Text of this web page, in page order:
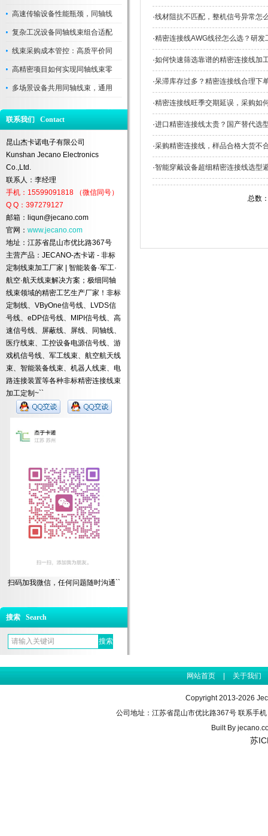
高速传输设备性能瓶颈，同轴线
复杂工况设备同轴线束组合适配
线束采购成本管控：高质平价同
高精密项目如何实现同轴线束零
多场景设备共用同轴线束，通用
联系我们 Contact
昆山杰卡诺电子有限公司
Kunshan Jecano Electronics
Co.,Ltd.
联系人：李经理
手机：15599091818 （微信同号）
Q Q：397279127
邮箱：liqun@jecano.com
官网： www.jecano.com
地址：江苏省昆山市优比路367号
主营产品：JECANO-杰卡诺 - 非标
定制线束加工厂家 | 智能装备·军工·
航空·航天线束解决方案；极细同轴
线束领域的精密工艺生产厂家！非标
定制线、VByOne信号线、LVDS信
号线、eDP信号线、MIPI信号线、高
速信号线、屏蔽线、屏线、同轴线、
医疗线束、工控设备电源信号线、游
戏机信号线、军工线束、航空航天线
束、智能装备线束、机器人线束、电
路连接装置等各种非标精密连接线束
加工定制~``
扫码加我微信，任何问题随时沟通``
搜索 Search
·线材阻抗不匹配，整机信号异常怎
·精密连接线AWG线径怎么选？研发
·如何快速筛选靠谱的精密连接线加
·呆滞库存过多？精密连接线合理下
·精密连接线旺季交期延误，采购如
·进口精密连接线太贵？国产替代选
·采购精密连接线，样品合格大货不
·智能穿戴设备超细精密连接线选型
总数
网站首页 关于我们
Copyright 2013-2026
公司地址：江苏省昆山市优比路367号 联系手
Built By
苏